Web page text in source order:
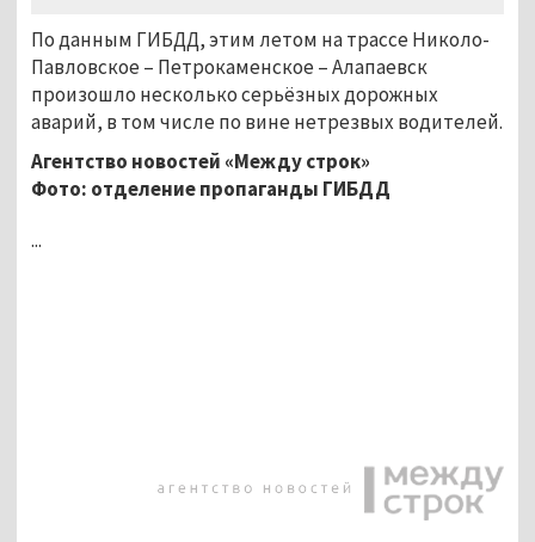
По данным ГИБДД, этим летом на трассе Николо-
Павловское – Петрокаменское – Алапаевск
произошло несколько серьёзных дорожных
аварий, в том числе по вине нетрезвых водителей.
Агентство новостей «Между строк»
Фото: отделение пропаганды ГИБДД
...